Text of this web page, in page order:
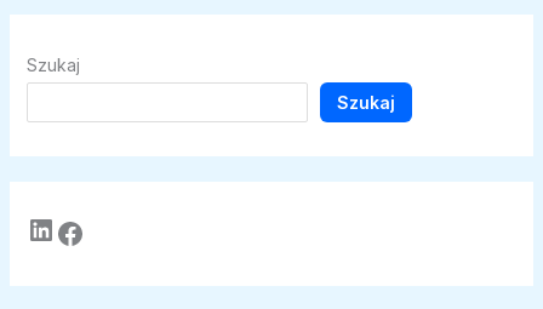
Szukaj
Szukaj
LinkedIn Facebook